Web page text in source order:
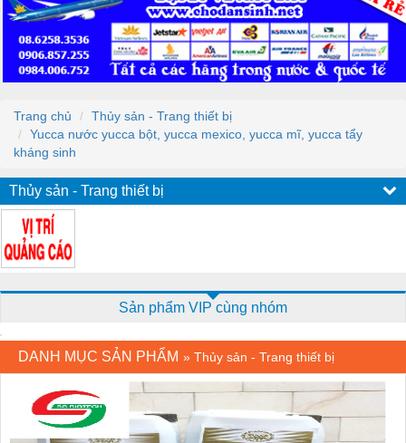
Trang chủ
Thủy sản - Trang thiết bị
Yucca nước yucca bột, yucca mexico, yucca mĩ, yucca tẩy
kháng sinh
Thủy sản - Trang thiết bị
Sản phẩm VIP cùng nhóm
DANH MỤC SẢN PHẨM » Thủy sản - Trang thiết bị